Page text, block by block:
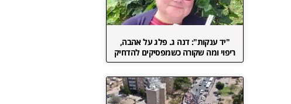
"יד ענקות": דנה ג. פלג על אהבה,
ריפוי ומה שקורה כשמפסיקים להדחיק